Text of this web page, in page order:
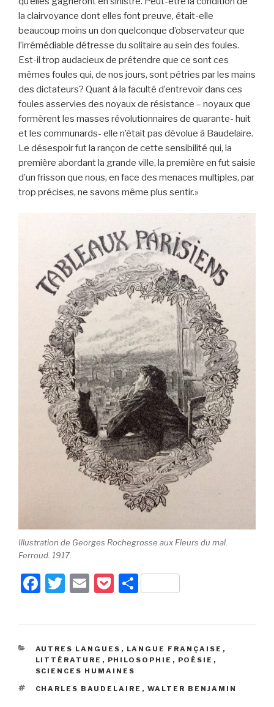
la clairvoyance dont elles font preuve, était-elle
beaucoup moins un don quelconque d’observateur que
l’irrémédiable détresse du solitaire au sein des foules.
Est-il trop audacieux de prétendre que ce sont ces
mêmes foules qui, de nos jours, sont pétries par les mains
des dictateurs? Quant à la faculté d’entrevoir dans ces
foules asservies des noyaux de résistance – noyaux que
formèrent les masses révolutionnaires de quarante- huit
et les communards- elle n’était pas dévolue à Baudelaire.
Le désespoir fut la rançon de cette sensibilité qui, la
première abordant la grande ville, la première en fut saisie
d’un frisson que nous, en face des menaces multiples, par
trop précises, ne savons même plus sentir.»
Illustration de Georges Rochegrosse aux Fleurs du mal.
Ferroud. 1917.
F
e
b
o
T
er
E
P
k
et
P
g
er
CATÉGORIES
AUTRES LANGUES , LANGUE FRANÇAISE ,
LITTÉRATURE , PHILOSOPHIE , POÉSIE ,
SCIENCES HUMAINES
ÉTIQUETTES
CHARLES BAUDELAIRE , WALTER BENJAMIN